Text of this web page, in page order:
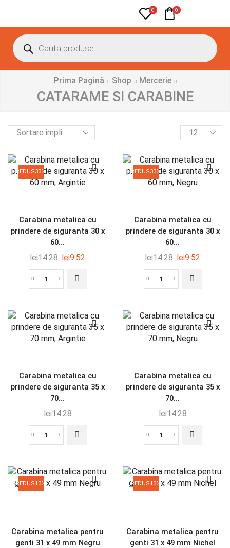
0 0
Prima Pagină Shop Mercerie
CATARAME SI CARABINE
REDUS33%
Carabina metalica cu
prindere de siguranta 30 x
60...
lei14.28 lei9.52
REDUS33%
Carabina metalica cu
prindere de siguranta 30 x
60...
lei14.28 lei9.52
Carabina metalica cu
prindere de siguranta 35 x
70...
lei14.28
Carabina metalica cu
prindere de siguranta 35 x
70...
lei14.28
REDUS13%
Carabina metalica pentru
genti 31 x 49 mm Negru
REDUS13%
Carabina metalica pentru
genti 31 x 49 mm Nichel